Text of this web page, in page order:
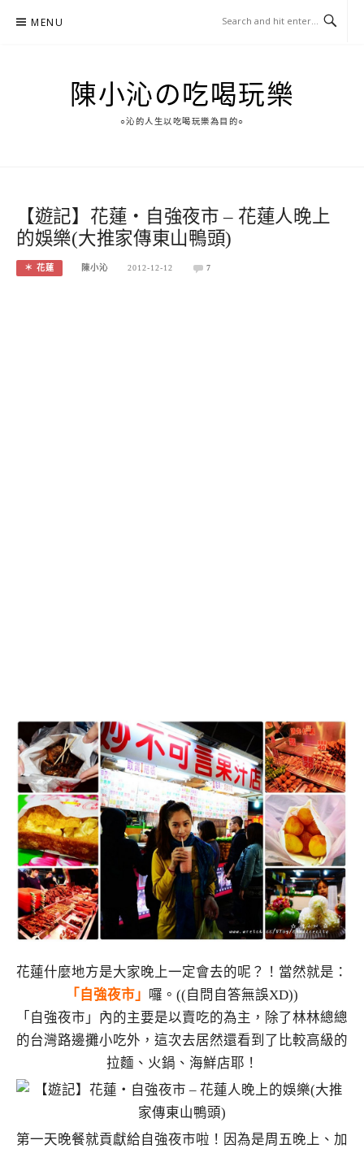
MENU
陳小沁の吃喝玩樂
○沁的人生以吃喝玩樂為目的○
【遊記】花蓮‧自強夜市 – 花蓮人晚上
的娛樂(大推家傳東山鴨頭)
＊ 花蓮 陳小沁 2012-12-12 7
花蓮什麼地方是大家晚上一定會去的呢？！當然就是：
「自強夜市」
囉。((自問自答無誤XD))
「自強夜市」內的主要是以賣吃的為主，除了林林總總
的台灣路邊攤小吃外，這次去居然還看到了比較高級的
拉麵、火鍋、海鮮店耶！
第一天晚餐就貢獻給自強夜市啦！因為是周五晚上、加